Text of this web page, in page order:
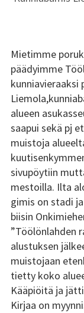
Tsilari 2014
Tsilari 2013
Tsilari 2012
Stadin Friidut ja
Kundit
Stadin Friidut
Kundit
Kundi ja Friidu
Kundi ja Friidu
Kundi ja Friidu
Kundi ja Friidu
Mietimme
päädyimme
kunniavieraaksi
alueen
saapui sekä pj
muistoja
sivupöytiin
mestoilla. Ilta
gimis on stadi
biisin
”Töölönlahden
alustuksen
muistojaan
tietty koko
Kääpiöitä ja
Kirjaa on